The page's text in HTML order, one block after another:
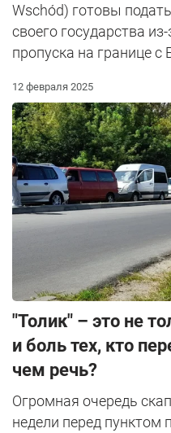
Wschód) готовы
своего государства
пропуска на границе с
12 февраля 2025
"Толик" – это не
и боль тех, кто
чем речь?
Огромная очередь
недели перед пунктом